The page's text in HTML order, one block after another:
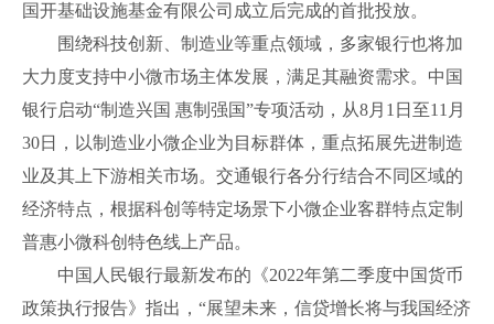
国开基础设施基金有限公司成立后完成的首批投放。
围绕科技创新、制造业等重点领域，多家银行也将加
大力度支持中小微市场主体发展，满足其融资需求。中国
银行启动“制造兴国 惠制强国”专项活动，从8月1日至11月
30日，以制造业小微企业为目标群体，重点拓展先进制造
业及其上下游相关市场。交通银行各分行结合不同区域的
经济特点，根据科创等特定场景下小微企业客群特点定制
普惠小微科创特色线上产品。
中国人民银行最新发布的《2022年第二季度中国货币
政策执行报告》指出，“展望未来，信贷增长将与我国经济